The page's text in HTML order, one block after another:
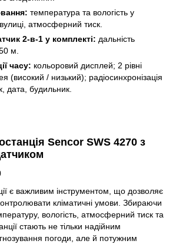
температура та вологість у
атмосферний тиск.
2-в-1 у комплекті: дальність
м.
часу: кольоровий дисплей; 2 рівні
(високий / низький); радіосинхронізація
дата, будильник.
Sencor SWS 4270 з
є важливим інструментом, що дозволяє
кліматичні умови. Збираючи
вологість, атмосферний тиск та
стають не тільки надійним
погоди, але й потужним